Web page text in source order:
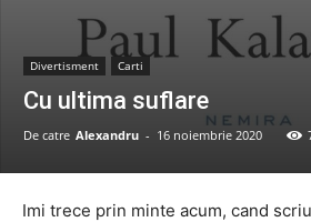
Divertisment Carti
Cu ultima suflare
De catre Alexandru - 16 noiembrie 2020
Imi trece prin minte acum, cand